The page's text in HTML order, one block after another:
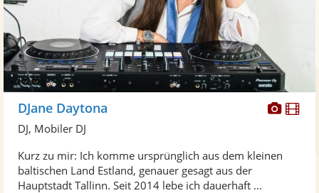
DJane Daytona
DJ, Mobiler DJ
Kurz zu mir: Ich komme ursprünglich aus dem kleinen
baltischen Land Estland, genauer gesagt aus der
Hauptstadt Tallinn. Seit 2014 lebe ich dauerhaft ...